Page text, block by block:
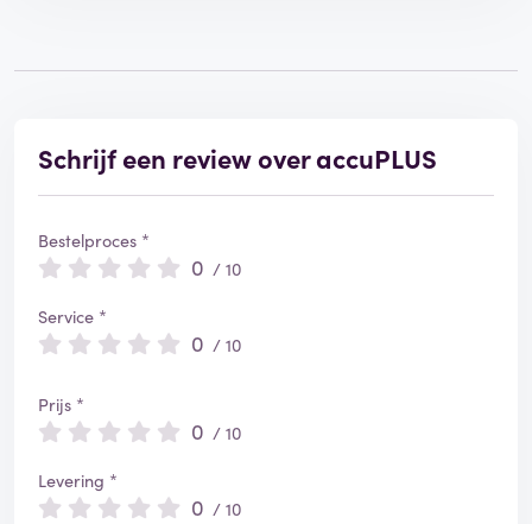
Schrijf een review over accuPLUS
Bestelproces *
0 / 10
Service *
0 / 10
Prijs *
0 / 10
Levering *
0 / 10